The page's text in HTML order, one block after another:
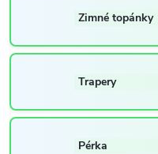
Zimné topánky
Trapery
Pérka